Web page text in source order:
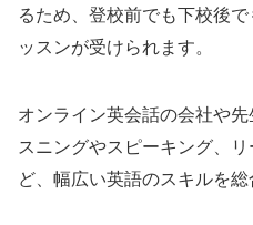
るため、登校前でも下校後
ッスンが受けられます。
オンライン英会話の会社や
スニングやスピーキング、
ど、幅広い英語のスキルを